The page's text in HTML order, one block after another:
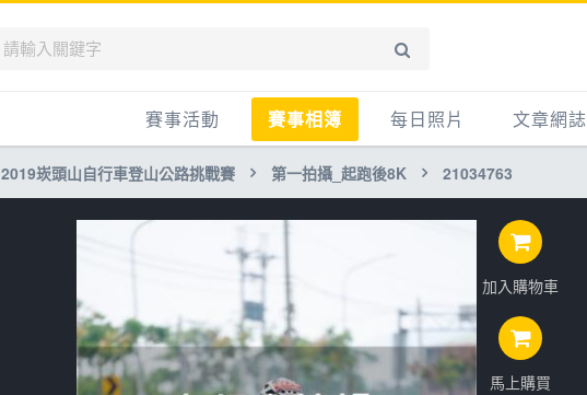
賽事活動
國內
國外
兒童滑步車
跟著筆記騎車去
賽事相簿
賽事影音相簿
自行車好影片
每日照片 文章網誌
知識
新聞
產品
賽事
心得
2019崁頭山自行車登山公路挑戰賽 第一拍攝_起跑後8K 21034763
加入購物車
馬上購買